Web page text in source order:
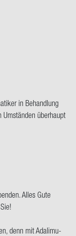
in Be­hand­lung
Um­stän­den über­haupt
Alles Gute
denn mit Ada­li­mu­